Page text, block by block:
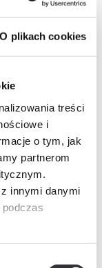
O plikach cookies
treści
i
o tym, jak
partnerom
innymi danymi
PDF